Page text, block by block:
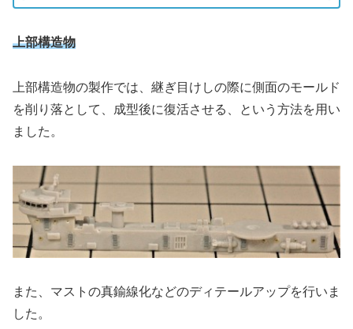
上部構造物
上部構造物の製作では、継ぎ目けしの際に側面のモールド
を削り落として、成型後に復活させる、という方法を用い
ました。
また、マストの真鍮線化などのディテールアップを行いま
した。